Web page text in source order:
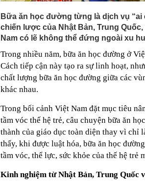
Bữa ăn học đường từng là dịch vụ
chiến lược của Nhật Bản, Trung
Nam có lẽ không thể đứng ngoài xu
Trong nhiều năm, bữa ăn học đường ở
Cách tiếp cận này tạo ra sự linh hoạt,
chất lượng bữa ăn học đường giữa các
khác nhau.
Trong bối cảnh Việt Nam đặt mục tiêu
tầm vóc thế hệ trẻ, câu chuyện bữa ăn
thành của giáo dục toàn diện thay vì chỉ
thấy, khi được luật hóa, bữa ăn học
tầm vóc, thể lực, sức khỏe của thế hệ trẻ
Kinh nghiệm từ Nhật Bản, Trung Quốc